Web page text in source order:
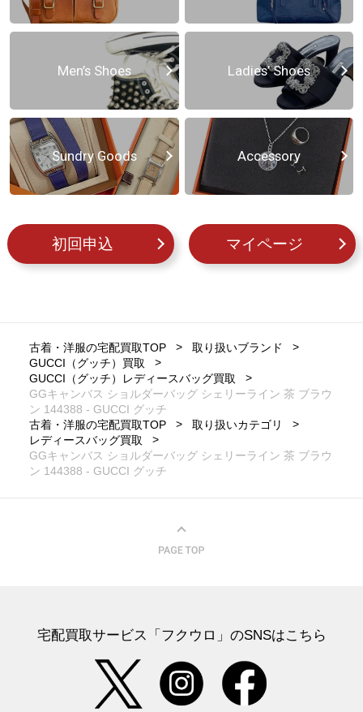
Men’s Shoes Ladies’ Shoes
Sundry Goods Accessory
初回申込 マイページ
古着・洋服の宅配買取TOP
取り扱いブランド
GUCCI（グッチ）買取
GUCCI（グッチ）レディースバッグ買取
GGキャンバス ショルダーバッグ シェリーライン 茶 ブラウ
ン 144388 - GUCCI グッチ
古着・洋服の宅配買取TOP
取り扱いカテゴリ
レディースバッグ買取
GGキャンバス ショルダーバッグ シェリーライン 茶 ブラウ
ン 144388 - GUCCI グッチ
宅配買取サービス「フクウロ」のSNSはこちら